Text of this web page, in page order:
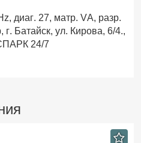
диаг. 27, матр. VA, разр.
Батайск, ул. Кирова, 6/4.,
24/7